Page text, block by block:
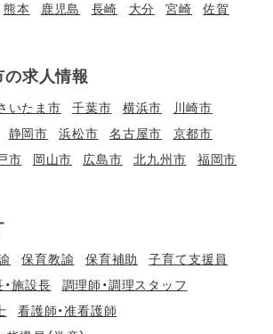
熊本 鹿児島 長崎 大分 宮崎
佐賀
求人情報
いたま市 千葉市 横浜市
川崎市
静岡市 浜松市 名古屋市
京都市
市 岡山市 広島市 北九州市
福岡市
保育教諭 保育補助
子育て支援員
・施設長
調理師・調理スタッフ
看護師・准看護師